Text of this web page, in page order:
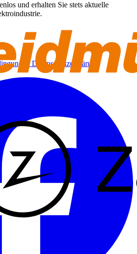
und erhalten Sie stets aktuelle
Datenschutzerklärung